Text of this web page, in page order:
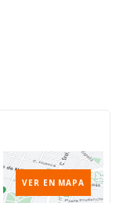
VER EN MAPA